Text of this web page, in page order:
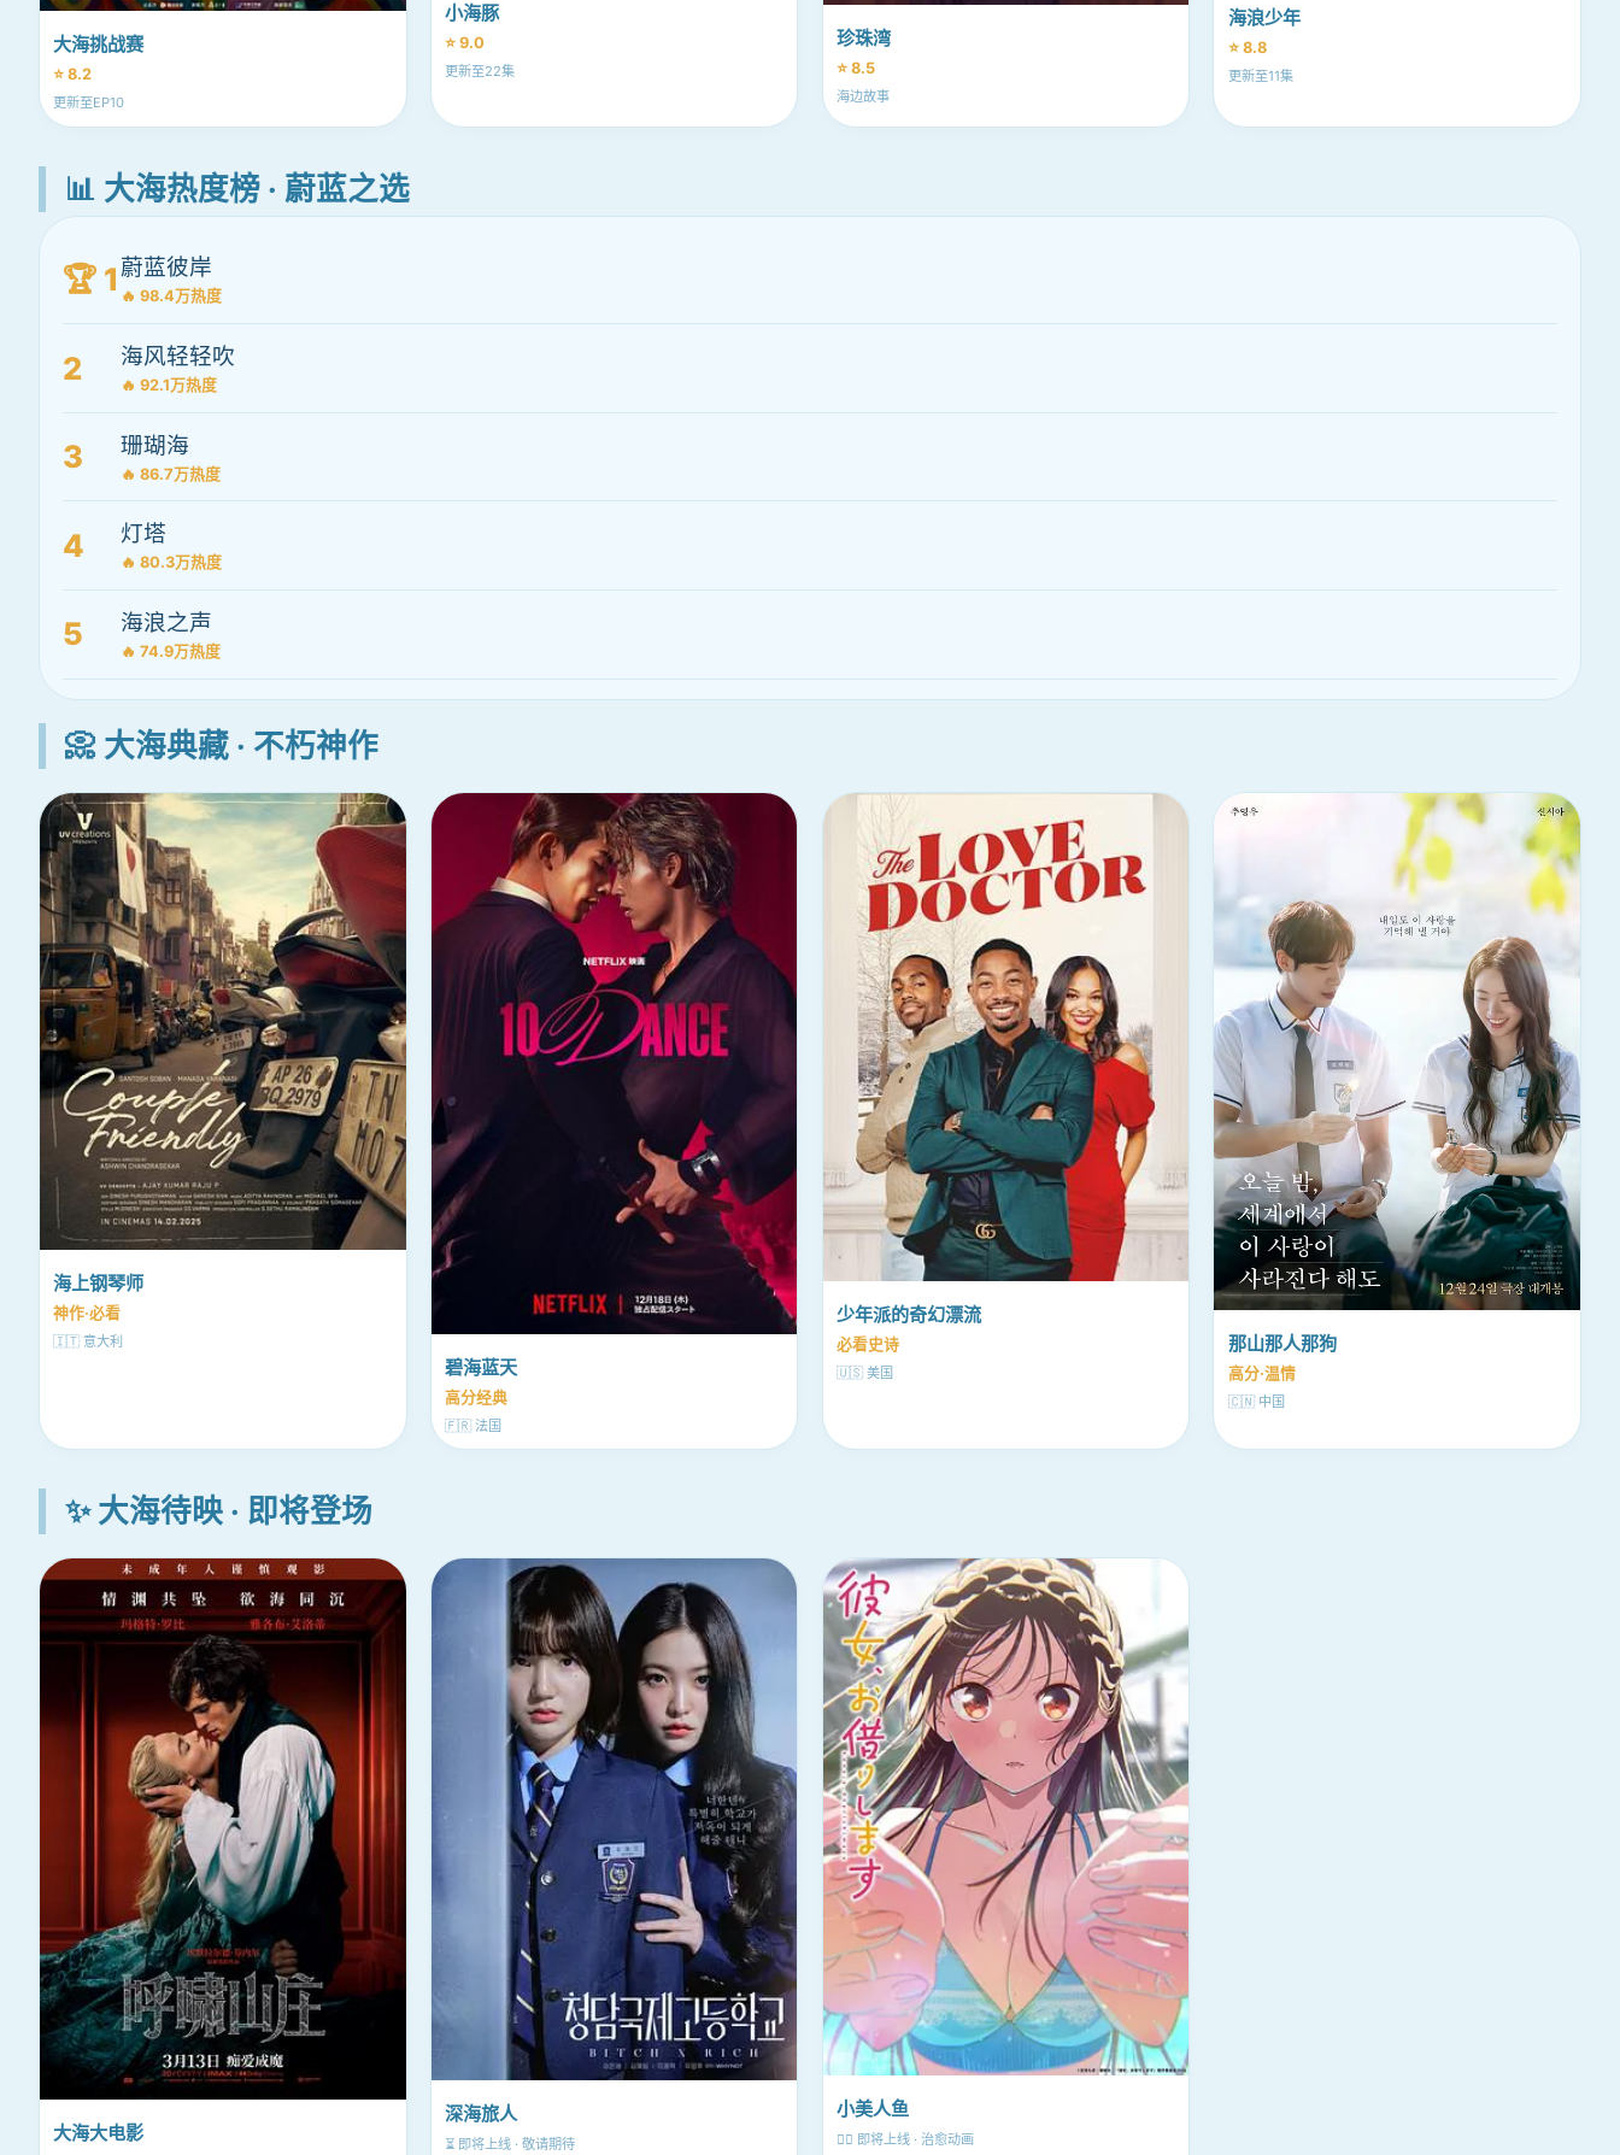
大海挑战赛
⭐ 8.2
更新至EP10
小海豚
⭐ 9.0
更新至22集
珍珠湾
⭐ 8.5
海边故事
海浪少年
⭐ 8.8
更新至11集
📊 大海热度榜 · 蔚蓝之选
🏆 1 蔚蓝彼岸
🔥 98.4万热度
2 海风轻轻吹
🔥 92.1万热度
3 珊瑚海
🔥 86.7万热度
4 灯塔
🔥 80.3万热度
5 海浪之声
🔥 74.9万热度
📀 大海典藏 · 不朽神作
海上钢琴师
神作·必看
🇮🇹 意大利
碧海蓝天
高分经典
🇫🇷 法国
少年派的奇幻漂流
必看史诗
🇺🇸 美国
那山那人那狗
高分·温情
🇨🇳 中国
✨ 大海待映 · 即将登场
大海大电影
深海旅人
⏳ 即将上线 · 敬请期待
小美人鱼
🧜‍♀️ 即将上线 · 治愈动画